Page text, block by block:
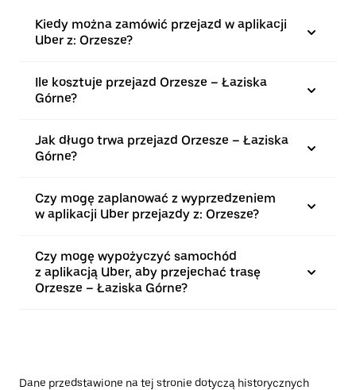
Kiedy można zamówić przejazd w aplikacji
Uber z: Orzesze?
Ile kosztuje przejazd Orzesze – Łaziska
Górne?
Jak długo trwa przejazd Orzesze – Łaziska
Górne?
Czy mogę zaplanować z wyprzedzeniem
w aplikacji Uber przejazdy z: Orzesze?
Czy mogę wypożyczyć samochód
z aplikacją Uber, aby przejechać trasę
Orzesze – Łaziska Górne?
Dane przedstawione na tej stronie dotyczą historycznych